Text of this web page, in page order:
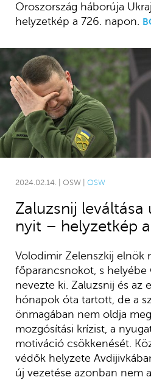
Oroszország háborúja
helyzetkép a 726. napon.
2024.02.14. | OSW | OSW
Zaluzsnij leváltása
nyit – helyzetkép
Volodimir Zelenszkij elnök
főparancsnokot, s helyébe
nevezte ki. Zaluzsnij és az
hónapok óta tartott, de a
önmagában nem oldja
mozgósítási krízist, a
motiváció csökkenését.
védők helyzete
új vezetése azonban nem